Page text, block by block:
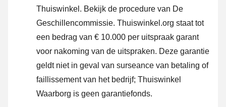
Thuiswinkel. Bekijk de procedure van De
Geschillencommissie. Thuiswinkel.org staat tot
een bedrag van € 10.000 per uitspraak garant
voor nakoming van de uitspraken. Deze garantie
geldt niet in geval van surseance van betaling of
faillissement van het bedrijf; Thuiswinkel
Waarborg is geen garantiefonds.